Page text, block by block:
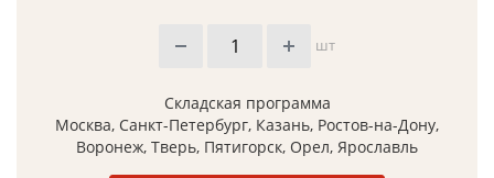
шт
Складская программа
Москва, Санкт-Петербург, Казань, Ростов-на-Дону,
Воронеж, Тверь, Пятигорск, Орел, Ярославль